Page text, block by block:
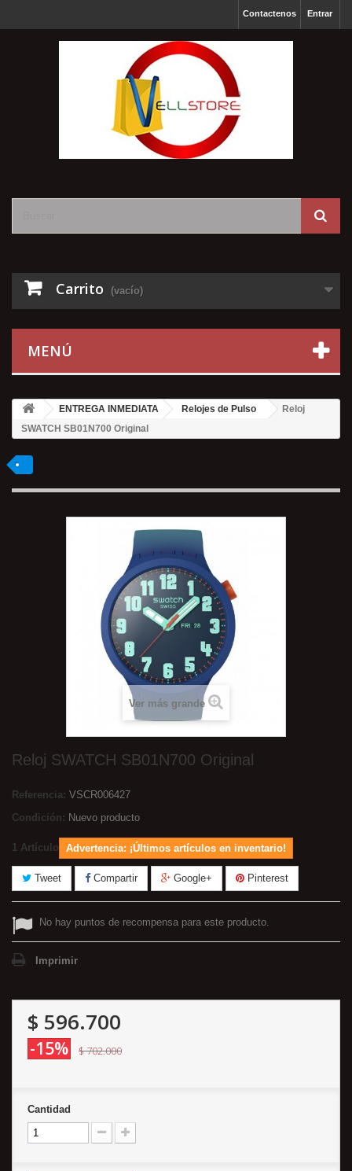
Entrar
Contactenos
Carrito (vacío)
MENÚ
ENTREGA INMEDIATA Relojes de Pulso
Reloj
SWATCH SB01N700 Original
Ver más grande
Reloj SWATCH SB01N700 Original
Referencia: VSCR006427
Condición: Nuevo producto
1 Artículo Advertencia: ¡Últimos artículos en inventario!
Tweet Compartir Google+ Pinterest
No hay puntos de recompensa para este producto.
Imprimir
$ 596.700
-15% $ 702.000
Cantidad